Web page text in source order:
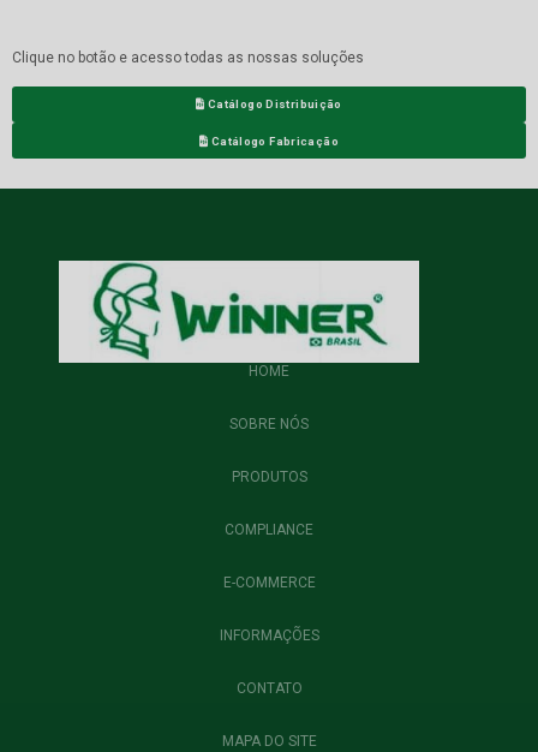
Clique no botão e acesso todas as nossas soluções
Catálogo Distribuição
Catálogo Fabricação
HOME
SOBRE NÓS
PRODUTOS
COMPLIANCE
E-COMMERCE
INFORMAÇÕES
CONTATO
MAPA DO SITE